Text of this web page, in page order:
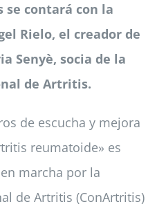
se contará con la
Rielo, el creador de
Senyè, socia de la
de Artritis.
de escucha y mejora
reumatoide» es
marcha por la
de Artritis (ConArtritis)